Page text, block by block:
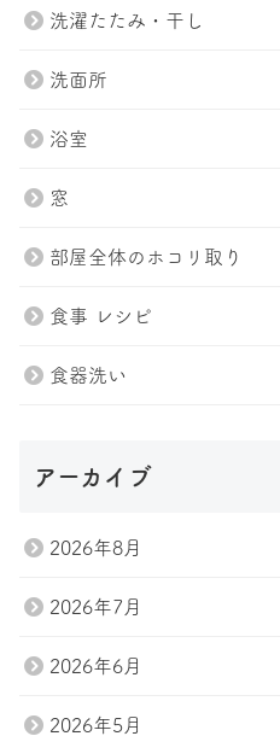
スタッフ
Tel.047-
洗濯たたみ・干し
洗面所
浴室
窓
部屋全体のホコリ取り
食事 レシピ
食器洗い
アーカイブ
2026年8月
2026年7月
2026年6月
2026年5月